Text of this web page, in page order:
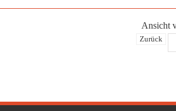
Ansicht
Zurück